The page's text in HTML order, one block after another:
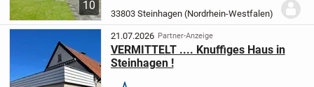
10
Steinhagen-Brockhagen bietet einen
großzügigen Garten, eine Einzelgarage
und viel Platz für...
33803 Steinhagen (Nordrhein-Westfalen)
21.07.2026 Partner-Anzeige
VERMITTELT .... Knuffiges Haus in
Steinhagen !